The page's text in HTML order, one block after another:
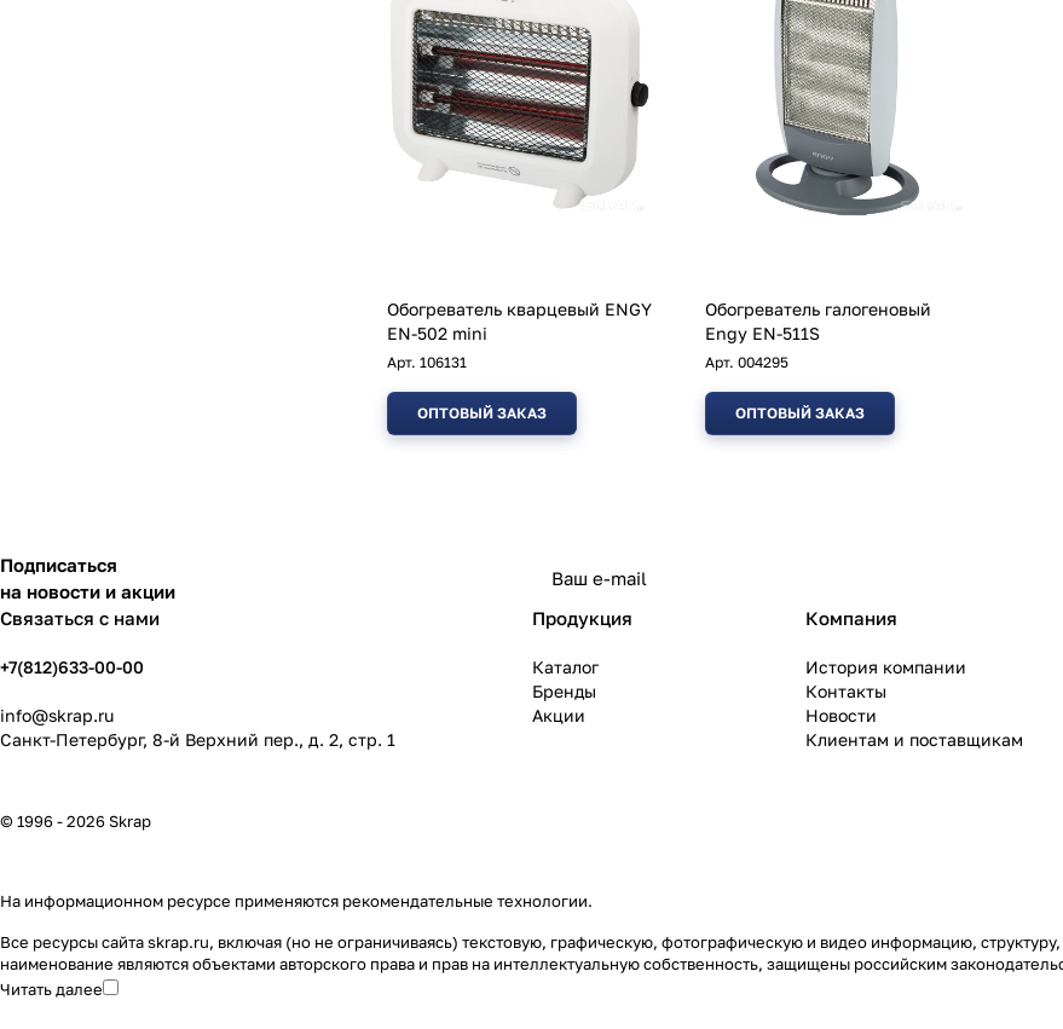
Обогреватель кварцевый ENGY
EN-502 mini
Арт. 106131
ОПТОВЫЙ ЗАКАЗ
Обогреватель галогеновый
Engy EN-511S
Арт. 004295
ОПТОВЫЙ ЗАКАЗ
Подписаться
на новости и акции
Связаться с нами
+7(812)633-00-00
info@skrap.ru
Санкт-Петербург, 8-й Верхний пер., д. 2, стр. 1
Продукция
Каталог
Бренды
Акции
Компания
История компании
Контакты
Новости
Клиентам и поставщикам
© 1996 - 2026 Skrap
На информационном ресурсе применяются рекомендательные технологии.
Все ресурсы сайта skrap.ru, включая (но не ограничиваясь) текстовую, графическую, фотографическую и видео информацию,
наименование являются объектами авторского права и прав на интеллектуальную собственность, защищены российским
Читать далее